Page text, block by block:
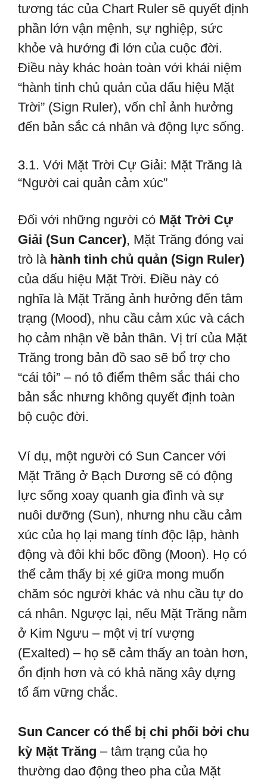
tương tác của Chart Ruler sẽ quyết định
phần lớn vận mệnh, sự nghiệp, sức
khỏe và hướng đi lớn của cuộc đời.
Điều này khác hoàn toàn với khái niệm
“hành tinh chủ quản của dấu hiệu Mặt
Trời” (Sign Ruler), vốn chỉ ảnh hưởng
đến bản sắc cá nhân và động lực sống.
3.1. Với Mặt Trời Cự Giải: Mặt Trăng là
“Người cai quản cảm xúc”
Đối với những người có Mặt Trời Cự
Giải (Sun Cancer), Mặt Trăng đóng vai
trò là hành tinh chủ quản (Sign Ruler)
của dấu hiệu Mặt Trời. Điều này có
nghĩa là Mặt Trăng ảnh hưởng đến tâm
trạng (Mood), nhu cầu cảm xúc và cách
họ cảm nhận về bản thân. Vị trí của Mặt
Trăng trong bản đồ sao sẽ bổ trợ cho
“cái tôi” – nó tô điểm thêm sắc thái cho
bản sắc nhưng không quyết định toàn
bộ cuộc đời.
Ví dụ, một người có Sun Cancer với
Mặt Trăng ở Bạch Dương sẽ có động
lực sống xoay quanh gia đình và sự
nuôi dưỡng (Sun), nhưng nhu cầu cảm
xúc của họ lại mang tính độc lập, hành
động và đôi khi bốc đồng (Moon). Họ có
thể cảm thấy bị xé giữa mong muốn
chăm sóc người khác và nhu cầu tự do
cá nhân. Ngược lại, nếu Mặt Trăng nằm
ở Kim Ngưu – một vị trí vượng
(Exalted) – họ sẽ cảm thấy an toàn hơn,
ổn định hơn và có khả năng xây dựng
tổ ấm vững chắc.
Sun Cancer có thể bị chi phối bởi chu
kỳ Mặt Trăng – tâm trạng của họ
thường dao động theo pha của Mặt